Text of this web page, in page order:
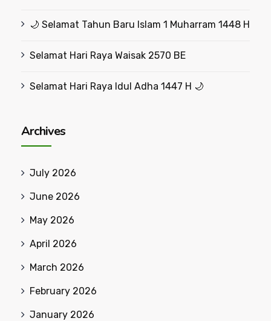
🌙 Selamat Tahun Baru Islam 1 Muharram 1448 H
Selamat Hari Raya Waisak 2570 BE
Selamat Hari Raya Idul Adha 1447 H 🌙
Archives
July 2026
June 2026
May 2026
April 2026
March 2026
February 2026
January 2026